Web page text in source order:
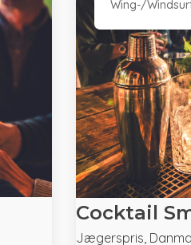
Wing-/
Cocktail
Jægerspris,